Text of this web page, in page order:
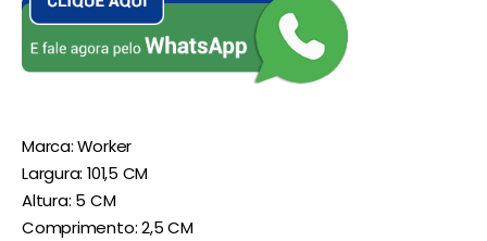
Marca: Worker
Largura: 101,5 CM
Altura: 5 CM
Comprimento: 2,5 CM